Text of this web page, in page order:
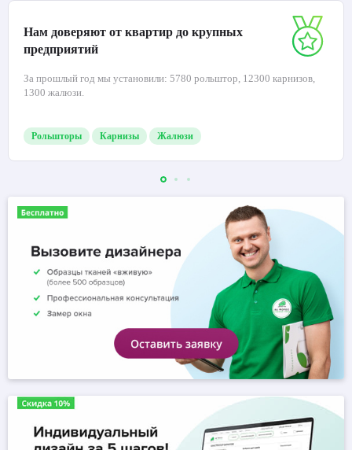
Нам доверяют от квартир до крупных
предприятий
За прошлый год мы установили: 5780 рольштор, 12300 карнизов,
1300 жалюзи.
Рольшторы Карнизы Жалюзи